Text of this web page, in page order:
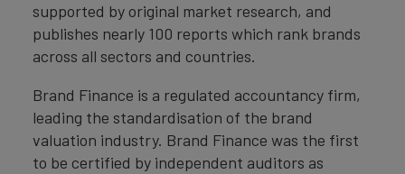
supported by original market research, and
publishes nearly 100 reports which rank brands
across all sectors and countries.
Brand Finance is a regulated accountancy firm,
leading the standardisation of the brand
valuation industry. Brand Finance was the first
to be certified by independent auditors as